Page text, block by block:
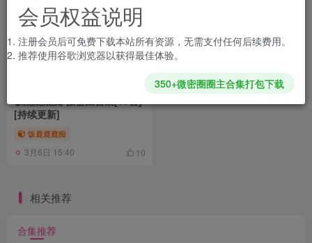
[持续更新]
饭鹿鹿鹿痴
3月6日 15:40 10
相关推荐
合集推荐
会员权益说明
注册会员后可免费下载本站所有资源，无需支付任何后续费用。
推荐使用谷歌浏览器以获得最佳体验。
350+微密圈圈主合集打包下载